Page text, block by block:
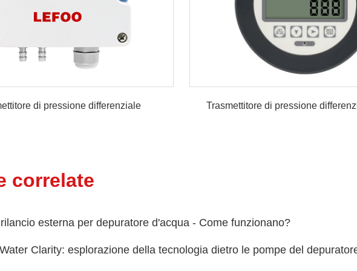
di pressione differenziale
di pressione differenziale
LFM751
di pressione differenziale
LFM73
di pressione differenziale Trasmettitore di pressione
correlate
esterna per depuratore d'acqua - Come funzionano?
Clarity: esplorazione della tecnologia dietro le pompe del